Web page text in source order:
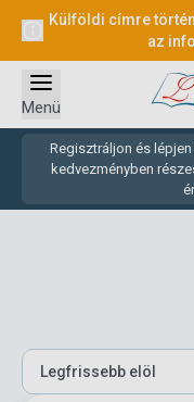
Külföldi címre
az
Regisztráljon és
kedvezményben
Menü